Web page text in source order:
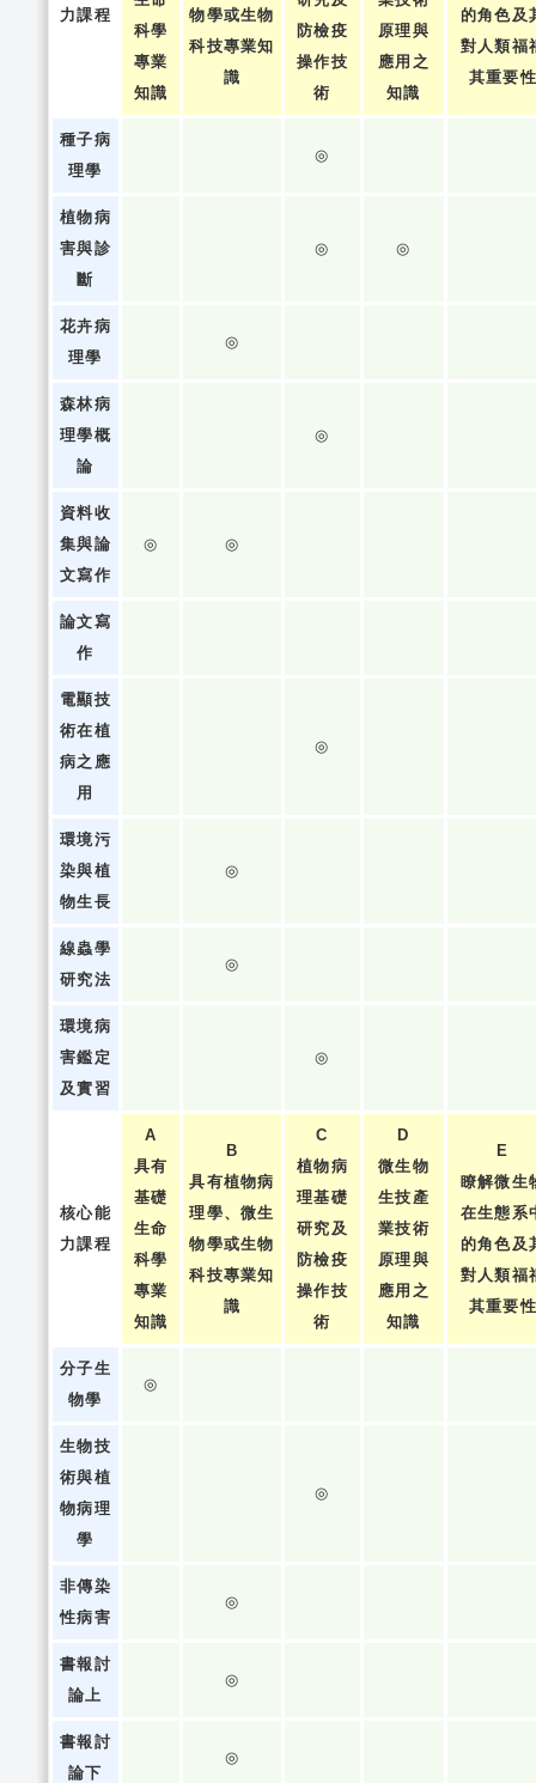
力課程
科學
專業
知識
物學或生物
科技專業知
識
防檢疫
操作技
術
原理與
應用之
知識
的角色及
對人類福
其重要
種子病
理學
◎
植物病
害與診
斷
◎ ◎
花卉病
理學
◎
森林病
理學概
論
◎
資料收
集與論
文寫作
◎ ◎
論文寫
作
電顯技
術在植
病之應
用
◎
環境污
染與植
物生長
◎
線蟲學
研究法
◎
環境病
害鑑定
及實習
◎
核心能
力課程
A
具有
基礎
生命
科學
專業
知識
B
具有植物病
理學、微生
物學或生物
科技專業知
識
C
植物病
理基礎
研究及
防檢疫
操作技
術
D
微生物
生技產
業技術
原理與
應用之
知識
E
瞭解微生
在生態系
的角色及
對人類福
其重要
分子生
物學
◎
生物技
術與植
物病理
學
◎
非傳染
性病害
◎
書報討
論上
◎
書報討
論下
◎